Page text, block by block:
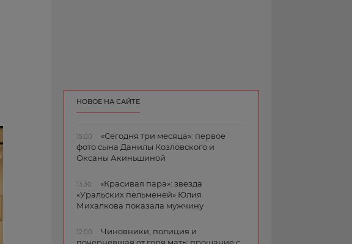
НОВОЕ НА САЙТЕ
15:00
«Сегодня три месяца»: первое
фото сына Данилы Козловского и
Оксаны Акиньшиной
13:30
«Красивая пара»: звезда
«Уральских пельменей» Юлия
Михалкова показала мужчину
12:00
Чиновники, полиция и